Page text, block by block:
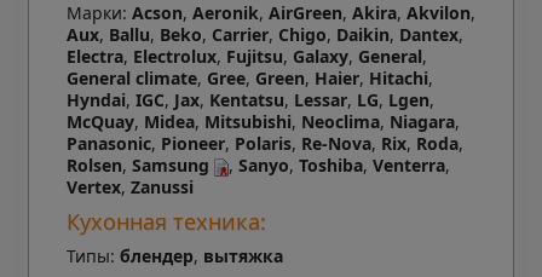
Марки: Acson, Aeronik, AirGreen, Akira, Akvilon,
Aux, Ballu, Beko, Carrier, Chigo, Daikin, Dantex,
Electra, Electrolux, Fujitsu, Galaxy, General,
General climate, Gree, Green, Haier, Hitachi,
Hyndai, IGC, Jax, Kentatsu, Lessar, LG, Lgen,
McQuay, Midea, Mitsubishi, Neoclima, Niagara,
Panasonic, Pioneer, Polaris, Re-Nova, Rix, Roda,
Rolsen, Samsung , Sanyo, Toshiba, Venterra,
Vertex, Zanussi
Кухонная техника:
Типы: блендер, вытяжка